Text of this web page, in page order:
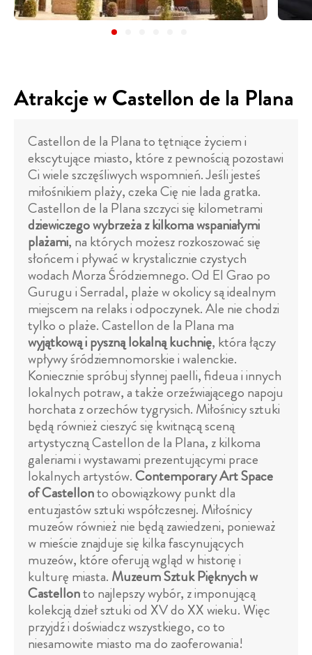
Atrakcje w Castellon de la Plana
Castellon de la Plana to tętniące życiem i
ekscytujące miasto, które z pewnością pozostawi
Ci wiele szczęśliwych wspomnień. Jeśli jesteś
miłośnikiem plaży, czeka Cię nie lada gratka.
Castellon de la Plana szczyci się kilometrami
dziewiczego wybrzeża z kilkoma wspaniałymi
plażami, na których możesz rozkoszować się
słońcem i pływać w krystalicznie czystych
wodach Morza Śródziemnego. Od El Grao po
Gurugu i Serradal, plaże w okolicy są idealnym
miejscem na relaks i odpoczynek. Ale nie chodzi
tylko o plaże. Castellon de la Plana ma
wyjątkową i pyszną lokalną kuchnię, która łączy
wpływy śródziemnomorskie i walenckie.
Koniecznie spróbuj słynnej paelli, fideua i innych
lokalnych potraw, a także orzeźwiającego napoju
horchata z orzechów tygrysich. Miłośnicy sztuki
będą również cieszyć się kwitnącą sceną
artystyczną Castellon de la Plana, z kilkoma
galeriami i wystawami prezentującymi prace
lokalnych artystów.Contemporary Art Space
of Castellonto obowiązkowy punkt dla
entuzjastów sztuki współczesnej. Miłośnicy
muzeów również nie będą zawiedzeni, ponieważ
w mieście znajduje się kilka fascynujących
muzeów, które oferują wgląd w historię i
kulturę miasta. Muzeum Sztuk Pięknych w
Castellonto najlepszy wybór, z imponującą
kolekcją dzieł sztuki od XV do XX wieku. Więc
przyjdź i doświadcz wszystkiego, co to
niesamowite miasto ma do zaoferowania!